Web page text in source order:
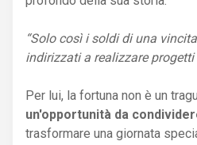
“Solo così i soldi di una
indirizzati a realizzare progetti
Per lui, la fortuna non è un
un'opportunità da
trasformare una giornata